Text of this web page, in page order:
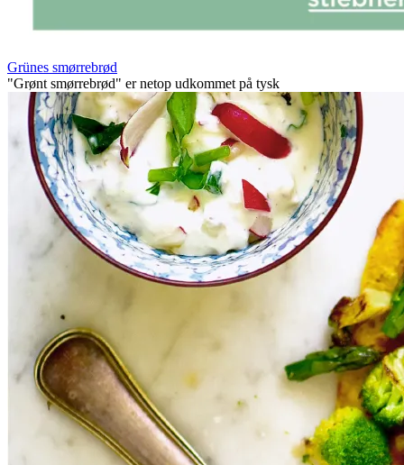
Grünes smørrebrød
"Grønt smørrebrød" er netop udkommet på tysk